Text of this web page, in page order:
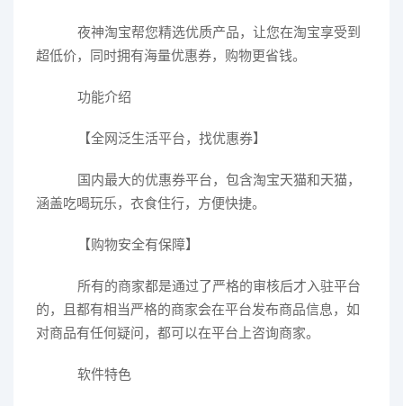
夜神淘宝帮您精选优质产品，让您在淘宝享受到
超低价，同时拥有海量优惠券，购物更省钱。
功能介绍
【全网泛生活平台，找优惠券】
国内最大的优惠券平台，包含淘宝天猫和天猫，
涵盖吃喝玩乐，衣食住行，方便快捷。
【购物安全有保障】
所有的商家都是通过了严格的审核后才入驻平台
的，且都有相当严格的商家会在平台发布商品信息，如
对商品有任何疑问，都可以在平台上咨询商家。
软件特色